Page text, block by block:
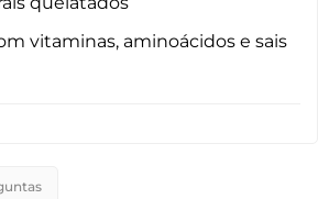
vitaminas, aminoácidos e sais